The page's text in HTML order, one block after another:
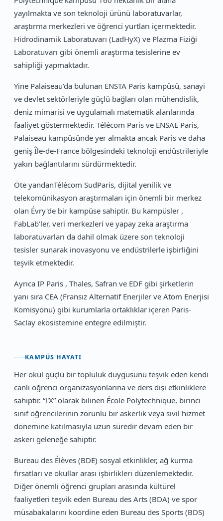
yayılmakta ve son teknoloji ürünü laboratuvarlar,
araştırma merkezleri ve öğrenci yurtları içermektedir.
Hidrodinamik Laboratuvarı (LadHyX) ve Plazma Fiziği
Laboratuvarı gibi önemli araştırma tesislerine ev
sahipliği yapmaktadır.
Yine Palaiseau'da bulunan ENSTA Paris kampüsü, sanayi
ve devlet sektörleriyle güçlü bağları olan mühendislik,
deniz mimarisi ve uygulamalı matematik alanlarında
faaliyet göstermektedir. Télécom Paris ve ENSAE Paris,
Palaiseau kampüsünde yer almakta ancak Paris ve daha
geniş Île-de-France bölgesindeki teknoloji endüstrileriyle
yakın bağlantılarını sürdürmektedir.
Öte yandanTélécom SudParis, dijital yenilik ve
telekomünikasyon araştırmaları için önemli bir merkez
olan Évry'de bir kampüse sahiptir. Bu kampüsler ,
FabLab'ler, veri merkezleri ve yapay zeka araştırma
laboratuvarları da dahil olmak üzere son teknoloji
tesisler sunarak inovasyonu ve endüstrilerle işbirliğini
teşvik etmektedir.
Ayrıca IP Paris , Thales, Safran ve EDF gibi şirketlerin
yanı sıra CEA (Fransız Alternatif Enerjiler ve Atom Enerjisi
Komisyonu) gibi kurumlarla ortaklıklar içeren Paris-
Saclay ekosistemine entegre edilmiştir.
KAMPÜS HAYATI
Her okul güçlü bir topluluk duygusunu teşvik eden kendi
canlı öğrenci organizasyonlarına ve ders dışı etkinliklere
sahiptir. “l'X” olarak bilinen École Polytechnique, birinci
sınıf öğrencilerinin zorunlu bir askerlik veya sivil hizmet
dönemine katılmasıyla uzun süredir devam eden bir
askeri geleneğe sahiptir.
Bureau des Élèves (BDE) sosyal etkinlikler, ağ kurma
fırsatları ve okullar arası işbirlikleri düzenlemektedir.
Diğer önemli öğrenci grupları arasında kültürel
faaliyetleri teşvik eden Bureau des Arts (BDA) ve spor
müsabakalarını koordine eden Bureau des Sports (BDS)